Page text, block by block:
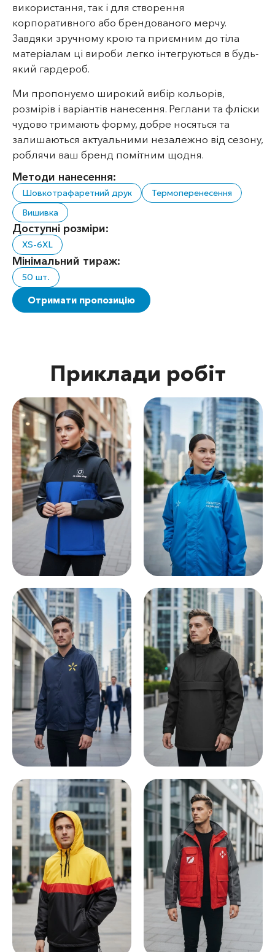
використання, так і для створення
корпоративного або брендованого мерчу.
Завдяки зручному крою та приємним до тіла
матеріалам ці вироби легко інтегруються в будь-
який гардероб.
Ми пропонуємо широкий вибір кольорів,
розмірів і варіантів нанесення. Реглани та фліски
чудово тримають форму, добре носяться та
залишаються актуальними незалежно від сезону,
роблячи ваш бренд помітним щодня.
Методи нанесення:
Шовкотрафаретний друк
Термоперенесення
Вишивка
Доступні розміри:
XS-6XL
Мінімальний тираж:
50 шт.
Отримати пропозицію
Приклади робіт